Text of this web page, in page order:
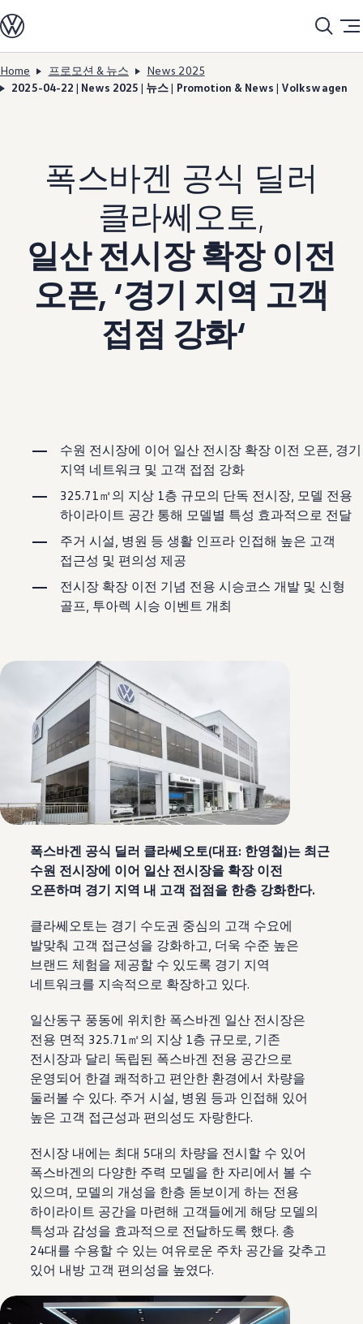
Skip to
main
Skip
to
ID. 모델
충전
ID. Technology & 배터리
폭스바겐의 전기차 전용 플랫폼 (MEB)
ID. Sound
지속 가능성
ID. 라이프 사이클 진단
재활용 공정
운전자 보조 시스템
안전 및 편의 사양
오너 & 서비스
My Volkswagen App
온라인 서비스 예약
사고수리 견적 서비스
서비스 및 부품
서비스 플러스
내 차 서비스
ID 서비스
내비게이션 업데이트
장거리 운행
이전 모델
액세서리
차량용
라이프스타일
도움이 필요하신가요?
사고 고장 가이드
FAQ
폭스바겐 인증 중고차
Home 프로모션 & 뉴스
News 2025
2025-04-22 | News 2025 | 뉴스 | Promotion & News | Volkswagen
폭스바겐 공식 딜러
클라쎄오토,
일산 전시장 확장 이전
오픈, ‘경기 지역 고객
접점 강화‘
수원 전시장에 이어 일산 전시장 확장 이전 오픈, 경기
지역 네트워크 및 고객 접점 강화
325.71㎡의 지상 1층 규모의 단독 전시장, 모델 전용
하이라이트 공간 통해 모델별 특성 효과적으로 전달
주거 시설, 병원 등 생활 인프라 인접해 높은 고객
접근성 및 편의성 제공
전시장 확장 이전 기념 전용 시승코스 개발 및 신형
골프, 투아렉 시승 이벤트 개최
폭스바겐 공식 딜러 클라쎄오토(대표: 한영철)는 최근
수원 전시장에 이어 일산 전시장을 확장 이전
오픈하며 경기 지역 내 고객 접점을 한층 강화한다.
클라쎄오토는 경기 수도권 중심의 고객 수요에
발맞춰 고객 접근성을 강화하고, 더욱 수준 높은
브랜드 체험을 제공할 수 있도록 경기 지역
네트워크를 지속적으로 확장하고 있다.
일산동구 풍동에 위치한 폭스바겐 일산 전시장은
전용 면적 325.71㎡의 지상 1층 규모로, 기존
전시장과 달리 독립된 폭스바겐 전용 공간으로
운영되어 한결 쾌적하고 편안한 환경에서 차량을
둘러볼 수 있다. 주거 시설, 병원 등과 인접해 있어
높은 고객 접근성과 편의성도 자랑한다.
전시장 내에는 최대 5대의 차량을 전시할 수 있어
폭스바겐의 다양한 주력 모델을 한 자리에서 볼 수
있으며, 모델의 개성을 한층 돋보이게 하는 전용
하이라이트 공간을 마련해 고객들에게 해당 모델의
특성과 감성을 효과적으로 전달하도록 했다. 총
24대를 수용할 수 있는 여유로운 주차 공간을 갖추고
있어 내방 고객 편의성을 높였다.